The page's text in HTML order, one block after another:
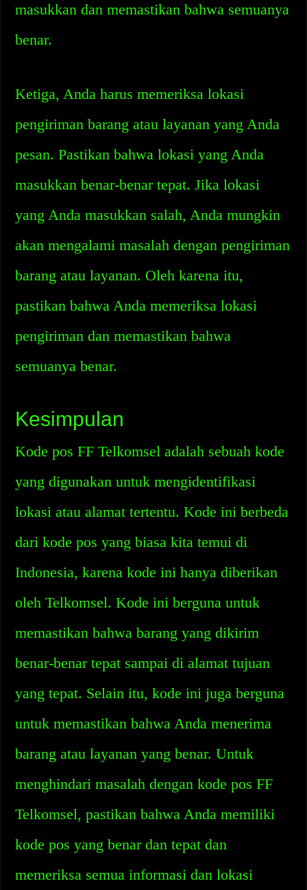
masukkan dan memastikan bahwa semuanya
benar.
Ketiga, Anda harus memeriksa lokasi
pengiriman barang atau layanan yang Anda
pesan. Pastikan bahwa lokasi yang Anda
masukkan benar-benar tepat. Jika lokasi
yang Anda masukkan salah, Anda mungkin
akan mengalami masalah dengan pengiriman
barang atau layanan. Oleh karena itu,
pastikan bahwa Anda memeriksa lokasi
pengiriman dan memastikan bahwa
semuanya benar.
Kesimpulan
Kode pos FF Telkomsel adalah sebuah kode
yang digunakan untuk mengidentifikasi
lokasi atau alamat tertentu. Kode ini berbeda
dari kode pos yang biasa kita temui di
Indonesia, karena kode ini hanya diberikan
oleh Telkomsel. Kode ini berguna untuk
memastikan bahwa barang yang dikirim
benar-benar tepat sampai di alamat tujuan
yang tepat. Selain itu, kode ini juga berguna
untuk memastikan bahwa Anda menerima
barang atau layanan yang benar. Untuk
menghindari masalah dengan kode pos FF
Telkomsel, pastikan bahwa Anda memiliki
kode pos yang benar dan tepat dan
memeriksa semua informasi dan lokasi